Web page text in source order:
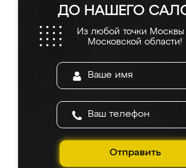
ДО НАШЕГО
Из любой точки Москвы
Московской области!
Отправить